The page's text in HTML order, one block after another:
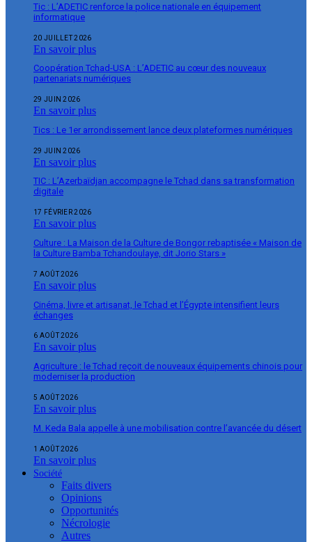
Tic : L’ADETIC renforce la police nationale en équipement
informatique
20 JUILLET 2026
En savoir plus
Coopération Tchad-USA : L’ADETIC au cœur des nouveaux
partenariats numériques
29 JUIN 2026
En savoir plus
Tics : Le 1er arrondissement lance deux plateformes numériques
29 JUIN 2026
En savoir plus
TIC : L’Azerbaïdjan accompagne le Tchad dans sa transformation
digitale
17 FÉVRIER 2026
En savoir plus
Culture : La Maison de la Culture de Bongor rebaptisée « Maison de
la Culture Bamba Tchandoulaye, dit Jorio Stars »
7 AOÛT 2026
En savoir plus
Cinéma, livre et artisanat, le Tchad et l’Égypte intensifient leurs
échanges
6 AOÛT 2026
En savoir plus
Agriculture : le Tchad reçoit de nouveaux équipements chinois pour
moderniser la production
5 AOÛT 2026
En savoir plus
M. Keda Bala appelle à une mobilisation contre l’avancée du désert
1 AOÛT 2026
En savoir plus
Société
Faits divers
Opinions
Opportunités
Nécrologie
Autres